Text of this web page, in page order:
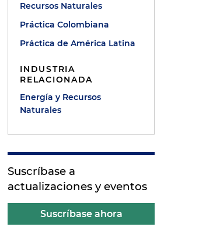
Recursos Naturales
Práctica Colombiana
Práctica de América Latina
INDUSTRIA
RELACIONADA
Energía y Recursos
Naturales
Suscríbase a
actualizaciones y eventos
Suscríbase ahora